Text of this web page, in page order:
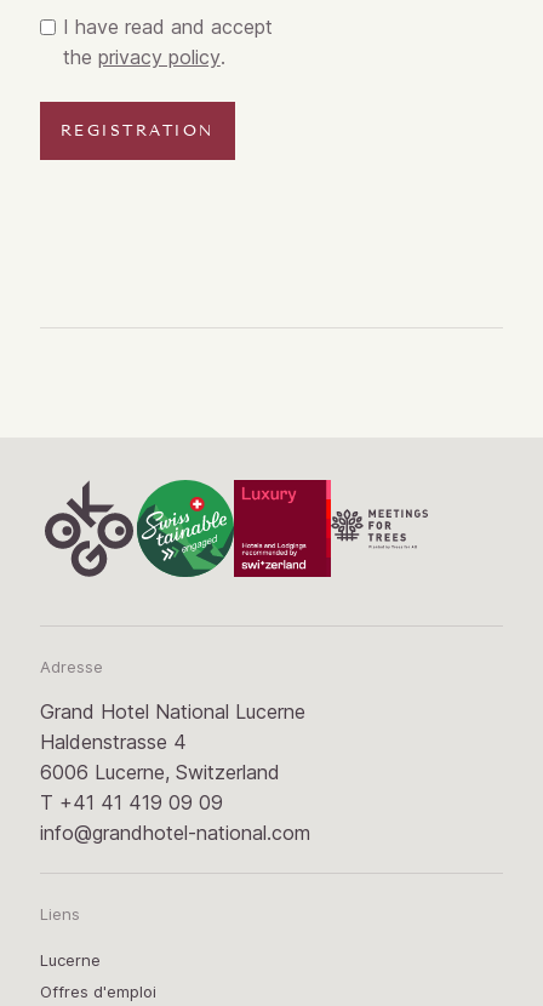
I have read and accept
the privacy policy.
Adresse
Grand Hotel National Lucerne
Haldenstrasse 4
6006 Lucerne, Switzerland
T +41 41 419 09 09
info@grandhotel-national.com
Liens
Lucerne
Offres d'emploi